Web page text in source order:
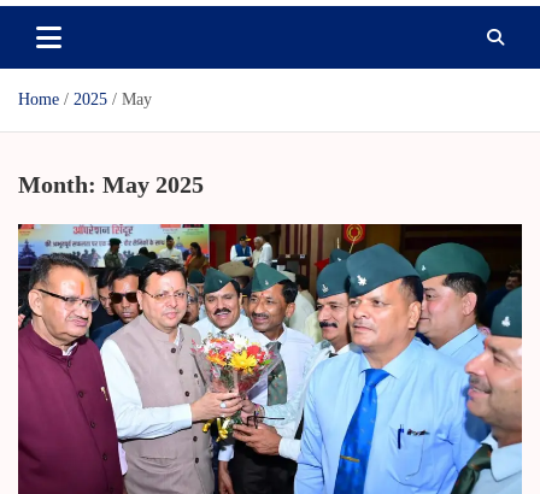
Home 2025 May
Month: May 2025